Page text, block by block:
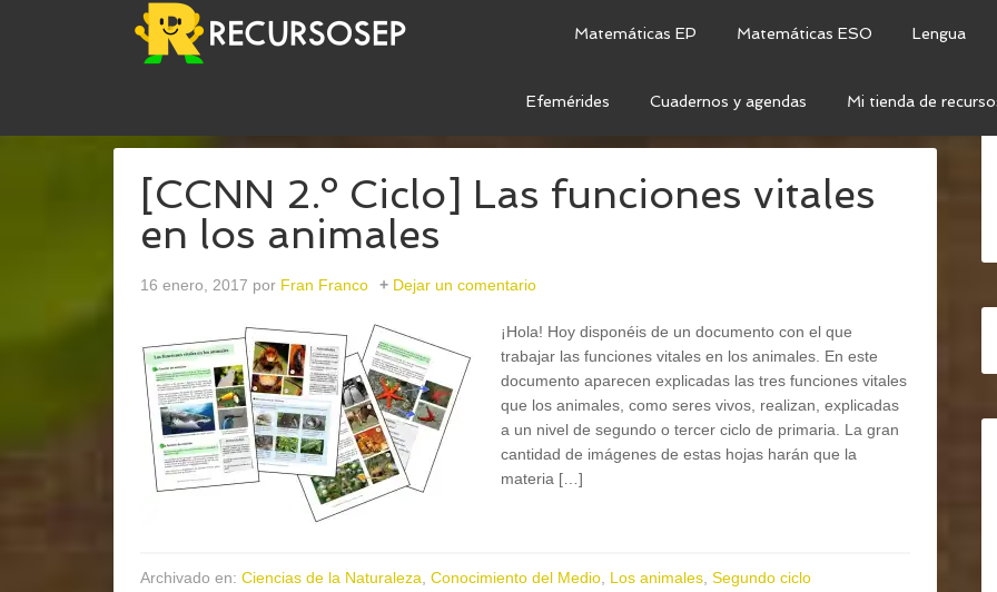
Matemáticas EP Matemáticas ESO Lengua
Efemérides Cuadernos y agendas Mi tienda de
[CCNN 2.º Ciclo] Las funciones vitales
en los animales
16 enero, 2017 por Fran Franco Dejar un comentario
¡Hola! Hoy disponéis de un documento con el que
trabajar las funciones vitales en los animales. En este
documento aparecen explicadas las tres funciones vitales
que los animales, como seres vivos, realizan, explicadas
a un nivel de segundo o tercer ciclo de primaria. La gran
cantidad de imágenes de estas hojas harán que la
materia […]
Archivado en: Ciencias de la Naturaleza Conocimiento del Medio Los animales Segundo ciclo